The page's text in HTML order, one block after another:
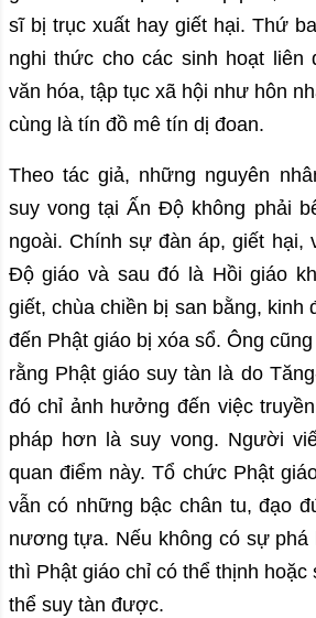
sĩ bị trục xuất hay giết hại. Thứ
nghi thức cho các sinh hoạt liên
văn hóa, tập tục xã hội như hôn
cùng là tín đồ mê tín dị đoan.
Theo tác giả, những nguyên
suy vong tại Ấn Độ không phải
ngoài. Chính sự đàn áp, giết hại,
Độ giáo và sau đó là Hồi giáo
giết, chùa chiền bị san bằng, kinh
đến Phật giáo bị xóa sổ. Ông
rằng Phật giáo suy tàn là do
đó chỉ ảnh hưởng đến việc
pháp hơn là suy vong. Người
quan điểm này. Tổ chức Phật
vẫn có những bậc chân tu, đạo
nương tựa. Nếu không có sự phá
thì Phật giáo chỉ có thể thịnh hoặc
thể suy tàn được.